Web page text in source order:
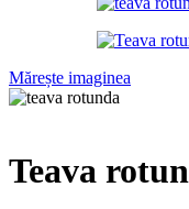
Mărește imaginea
Teava